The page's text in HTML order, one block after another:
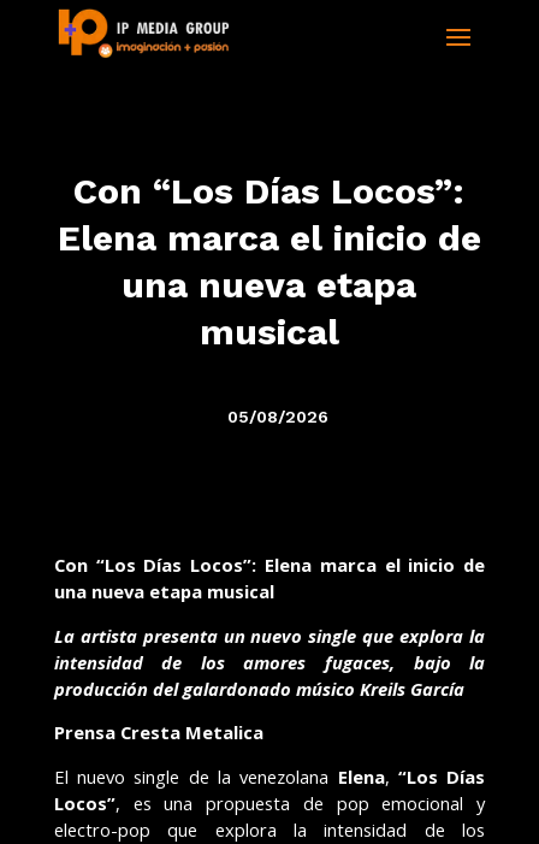
Con “Los Días Locos”:
Elena marca el inicio de
una nueva etapa
musical
05/08/2026
Con “Los Días Locos”: Elena marca el inicio de
una nueva etapa musical
La artista presenta un nuevo single que explora la
intensidad de los amores fugaces, bajo la
producción del galardonado músico Kreils García
Prensa Cresta Metalica
El nuevo single de la venezolana Elena, “Los Días
Locos”, es una propuesta de pop emocional y
electro-pop que explora la intensidad de los